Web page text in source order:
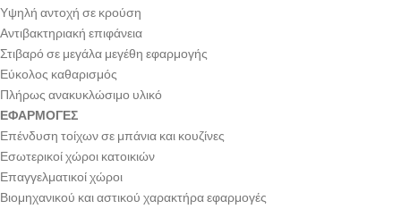
Υψηλή αντοχή σε κρούση
Αντιβακτηριακή επιφάνεια
Στιβαρό σε μεγάλα μεγέθη εφαρμογής
Εύκολος καθαρισμός
Πλήρως ανακυκλώσιμο υλικό
ΕΦΑΡΜΟΓΕΣ
Επένδυση τοίχων σε μπάνια και κουζίνες
Εσωτερικοί χώροι κατοικιών
Επαγγελματικοί χώροι
Βιομηχανικού και αστικού χαρακτήρα εφαρμογές